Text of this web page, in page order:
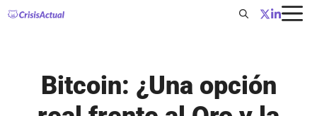
Saltar
Bitcoin: ¿Una opción